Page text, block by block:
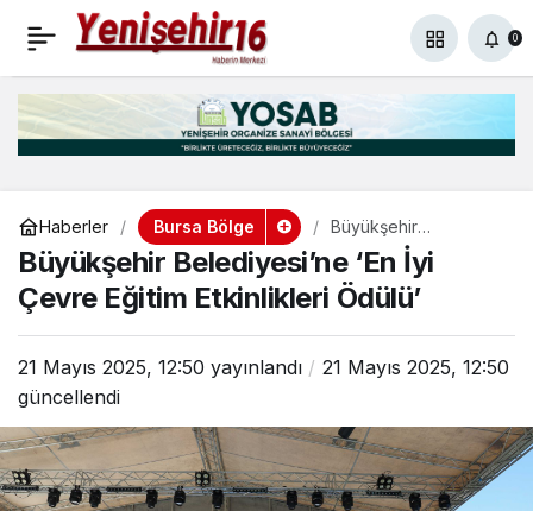
0
Haberler Bursa Bölge
Büyükşehir
Belediyesi’ne ‘En İyi
Çevre Eğitim
Etkinlikleri Ödülü’
Büyükşehir Belediyesi’ne ‘En İyi
Çevre Eğitim Etkinlikleri Ödülü’
21 Mayıs 2025, 12:50 yayınlandı
21 Mayıs 2025, 12:50
güncellendi
ÇALIŞMALAR BAŞLIYOR
YENİŞEHİR’E HAYIRLI
OLSUN
0 Paylaş